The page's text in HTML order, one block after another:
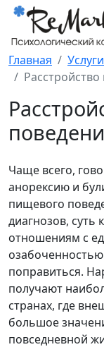
Главная
Услуги
Чаще всего,
анорексию и
пищевого
диагнозов, суть
отношениям с
поправиться.
получают
странах, где
большое
повседневной